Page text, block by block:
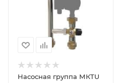
Насосная группа МКTU